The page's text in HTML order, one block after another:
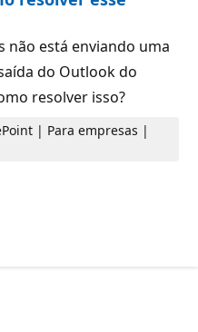
não está enviando uma
do Outlook do
resolver isso?
| Para empresas |